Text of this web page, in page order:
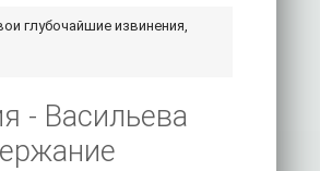
глубочайшие извинения,
- Васильева